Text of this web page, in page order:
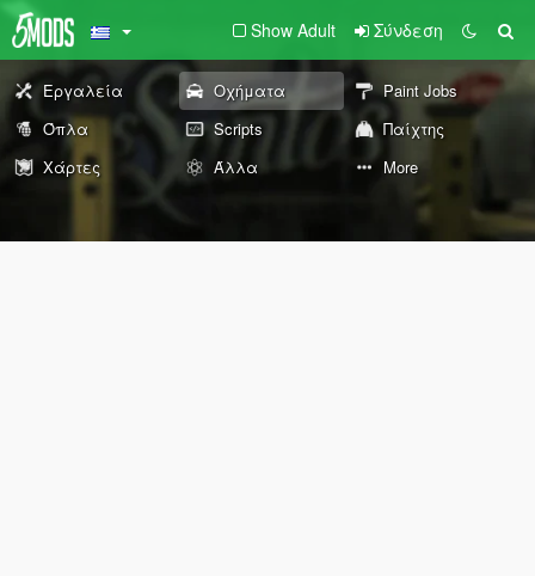
Show Adult Σύνδεση
Εργαλεία Οχήματα
Paint Jobs
Όπλα
Scripts
Παίχτης
Χάρτες
Άλλα More